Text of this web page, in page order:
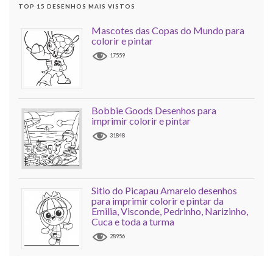
TOP 15 DESENHOS MAIS VISTOS
Mascotes das Copas do Mundo para
colorir e pintar
17559
Bobbie Goods Desenhos para
imprimir colorir e pintar
31848
Sitio do Picapau Amarelo desenhos
para imprimir colorir e pintar da
Emilia, Visconde, Pedrinho, Narizinho,
Cuca e toda a turma
28956